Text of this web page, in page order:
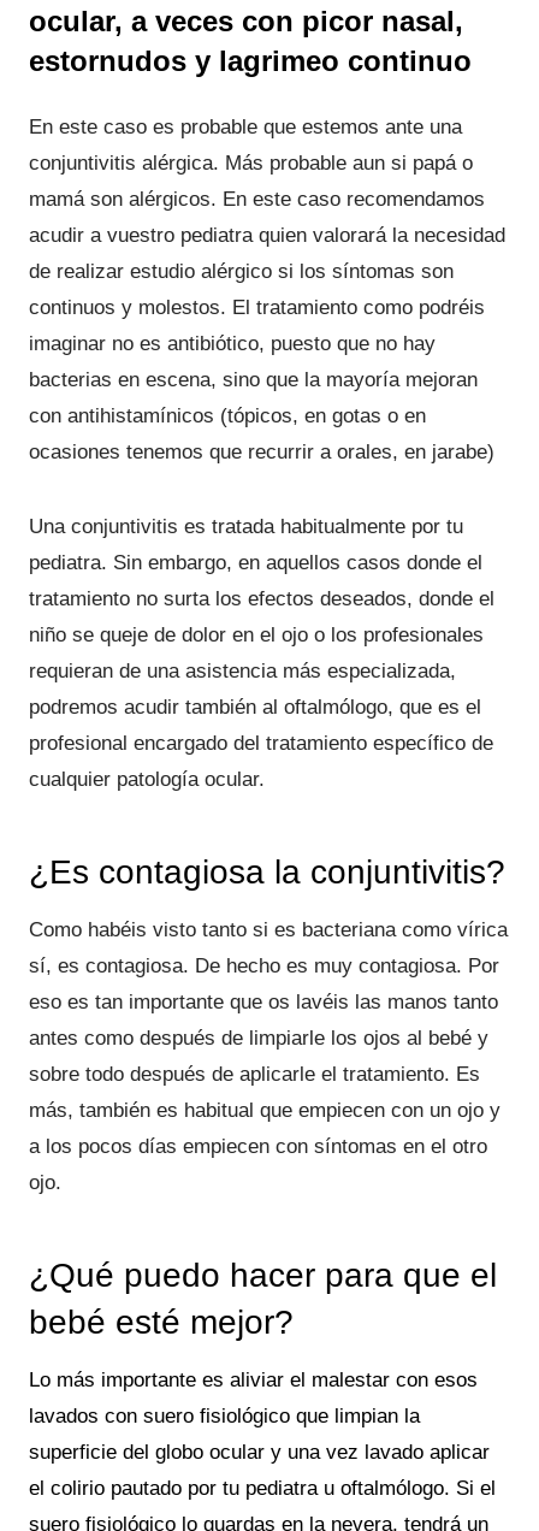
ocular, a veces con picor nasal,
estornudos y lagrimeo continuo
En este caso es probable que estemos ante una
conjuntivitis alérgica. Más probable aun si papá o
mamá son alérgicos. En este caso recomendamos
acudir a vuestro pediatra quien valorará la necesidad
de realizar estudio alérgico si los síntomas son
continuos y molestos. El tratamiento como podréis
imaginar no es antibiótico, puesto que no hay
bacterias en escena, sino que la mayoría mejoran
con antihistamínicos (tópicos, en gotas o en
ocasiones tenemos que recurrir a orales, en jarabe)
Una conjuntivitis es tratada habitualmente por tu
pediatra. Sin embargo, en aquellos casos donde el
tratamiento no surta los efectos deseados, donde el
niño se queje de dolor en el ojo o los profesionales
requieran de una asistencia más especializada,
podremos acudir también al oftalmólogo, que es el
profesional encargado del tratamiento específico de
cualquier patología ocular.
¿Es contagiosa la conjuntivitis?
Como habéis visto tanto si es bacteriana como vírica
sí, es contagiosa. De hecho es muy contagiosa. Por
eso es tan importante que os lavéis las manos tanto
antes como después de limpiarle los ojos al bebé y
sobre todo después de aplicarle el tratamiento. Es
más, también es habitual que empiecen con un ojo y
a los pocos días empiecen con síntomas en el otro
ojo.
¿Qué puedo hacer para que el
bebé esté mejor?
Lo más importante es aliviar el malestar con esos
lavados con suero fisiológico que limpian la
superficie del globo ocular y una vez lavado aplicar
el colirio pautado por tu pediatra u oftalmólogo. Si el
suero fisiológico lo guardas en la nevera, tendrá un